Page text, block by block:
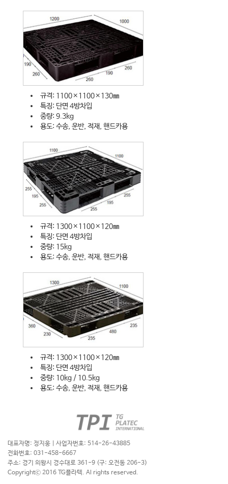
규격: 1100×1100×130㎜
특징: 단면 4방차입
중량: 9.3kg
용도: 수송, 운반, 적재, 핸드카용
규격: 1300×1100×120㎜
특징: 단면 4방차입
중량: 15kg
용도: 수송, 운반, 적재, 핸드카용
규격: 1300×1100×120㎜
특징: 단면 4방차입
중량: 10kg / 10.5kg
용도: 수송, 운반, 적재, 핸드카용
대표자명: 정지웅 | 사업자번호: 514-26-43885
전화번호: 031-458-6667
주소: 경기 의왕시 경수대로 361-9 (구: 오전동 206-3)
Copyrightⓒ 2016 TG플라텍. Al rights reserved.